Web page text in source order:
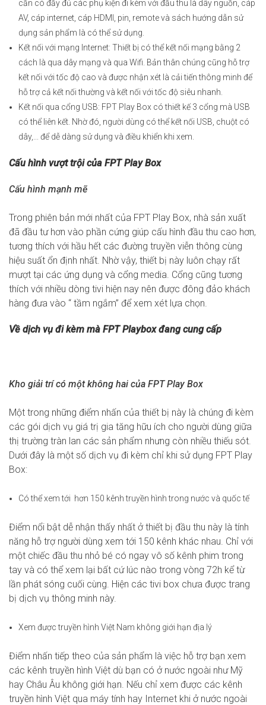
cần có đầy đủ các phụ kiện đi kèm với đầu thu là dây nguồn, cáp
AV, cáp internet, cáp HDMI, pin, remote và sách hướng dẫn sử
dụng sản phẩm là có thể sử dụng.
Kết nối với mạng Internet: Thiết bị có thể kết nối mạng bằng 2
cách là qua dây mạng và qua Wifi. Bản thân chúng cũng hỗ trợ
kết nối với tốc độ cao và được nhận xét là cải tiến thông minh để
hỗ trợ cả kết nối thường và kết nối với tốc độ siêu nhanh.
Kết nối qua cổng USB: FPT Play Box có thiết kế 3 cổng mà USB
có thể liên kết. Nhờ đó, người dùng có thể kết nối USB, chuột có
dây,... để dễ dàng sử dụng và điều khiển khi xem.
Cấu hình vượt trội của FPT Play Box
Cấu hình mạnh mẽ
Trong phiên bản mới nhất của FPT Play Box, nhà sản xuất
đã đầu tư hơn vào phần cứng giúp cấu hình đầu thu cao hơn,
tương thích với hầu hết các đường truyền viễn thông cùng
hiệu suất ổn định nhất. Nhờ vậy, thiết bị này luôn chạy rất
mượt tại các ứng dụng và cổng media. Cổng cũng tương
thích với nhiều dòng tivi hiện nay nên được đông đảo khách
hàng đưa vào “ tầm ngắm” để xem xét lựa chọn.
Về dịch vụ đi kèm mà FPT Playbox đang cung cấp
Kho giải trí có một không hai của FPT Play Box
Một trong những điểm nhấn của thiết bị này là chúng đi kèm
các gói dịch vụ giá trị gia tăng hữu ích cho người dùng giữa
thị trường tràn lan các sản phẩm nhưng còn nhiều thiếu sót.
Dưới đây là một số dịch vụ đi kèm chỉ khi sử dụng FPT Play
Box:
Có thể xem tới hơn 150 kênh truyền hình trong nước và quốc tế
Điểm nổi bật dễ nhận thấy nhất ở thiết bị đầu thu này là tính
năng hỗ trợ người dùng xem tới 150 kênh khác nhau. Chỉ với
một chiếc đầu thu nhỏ bé có ngay vô số kênh phim trong
tay và có thể xem lại bất cứ lúc nào trong vòng 72h kể từ
lần phát sóng cuối cùng. Hiện các tivi box chưa được trang
bị dịch vụ thông minh này.
Xem được truyền hình Việt Nam không giới hạn địa lý
Điểm nhấn tiếp theo của sản phẩm là việc hỗ trợ bạn xem
các kênh truyền hình Việt dù bạn có ở nước ngoài như Mỹ
hay Châu Âu không giới hạn. Nếu chỉ xem được các kênh
truyền hình Việt qua máy tính hay Internet khi ở nước ngoài